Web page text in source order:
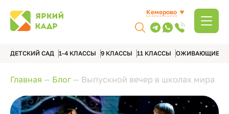
Кемерово
ДЕТСКИЙ САД 1-4 КЛАССЫ 9 КЛАССЫ 11 КЛАССЫ ОЖИВАЮЩИЕ
Главная — Блог — Выпускной вечер в школах мира